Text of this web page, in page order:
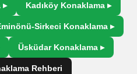
▸ Kadıköy Konaklama ▸
Sirkeci Konaklama ▸
Üsküdar Konaklama ▸
Rehberi